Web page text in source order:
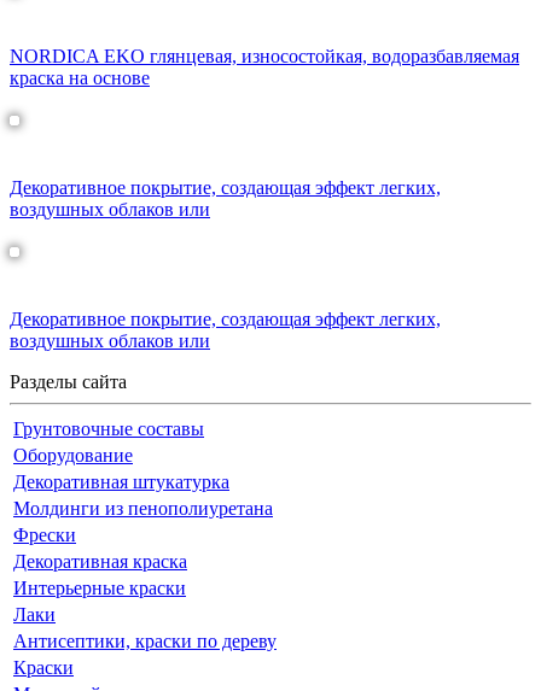
NORDICA EKO глянцевая, износостойкая, водоразбавляемая
краска на основе
Декоративное покрытие, создающая эффект легких,
воздушных облаков или
Декоративное покрытие, создающая эффект легких,
воздушных облаков или
Разделы сайта
Грунтовочные составы
Оборудование
Декоративная штукатурка
Молдинги из пенополиуретана
Фрески
Декоративная краска
Интерьерные краски
Лаки
Антисептики, краски по дереву
Краски